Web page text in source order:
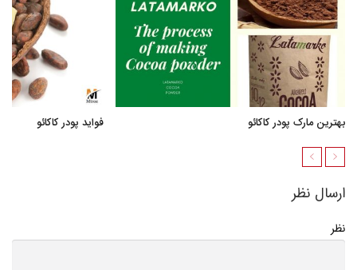
بهترین مارک پودر کاکائو فواید پودر کاکائو
ارسال نظر
نظر